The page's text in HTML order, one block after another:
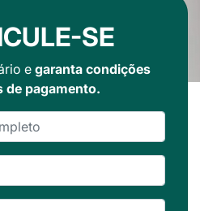
SE
e garanta condições
de pagamento.